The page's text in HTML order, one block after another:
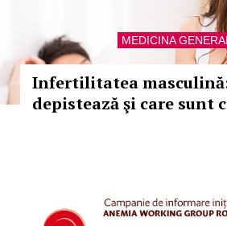
MEDICINA
Infertilitatea masculină:
depistează şi care sunt